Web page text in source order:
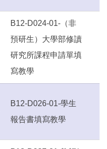
B12-D024-01-（非
預研生）大學部修讀
研究所課程申請單填
寫教學
B12-D026-01-學生
報告書填寫教學